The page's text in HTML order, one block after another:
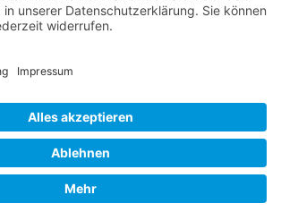
Alle Zeiten sindUTC+02:00
• Design by